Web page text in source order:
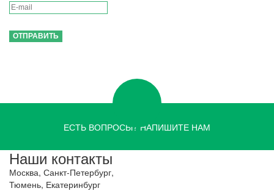
ЕСТЬ ВОПРОСЫ? НАПИШИТЕ НАМ
Наши контакты
Москва, Санкт-Петербург,
Тюмень, Екатеринбург